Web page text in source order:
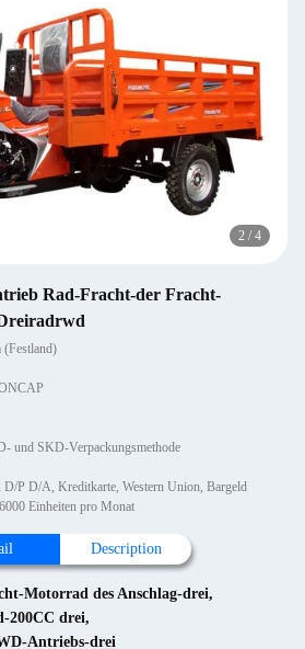
2 / 4
Rad-Fracht-der Fracht-
und SKD-Verpackungsmethode
D/P D/A, Kreditkarte, Western Union, Bargeld
Einheiten pro Monat
Description
Motorrad des Anschlag-drei,
200CC drei,
Antriebs-drei